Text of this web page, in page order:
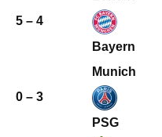
5 – 4
Bayern
Munich
0 – 3
PSG